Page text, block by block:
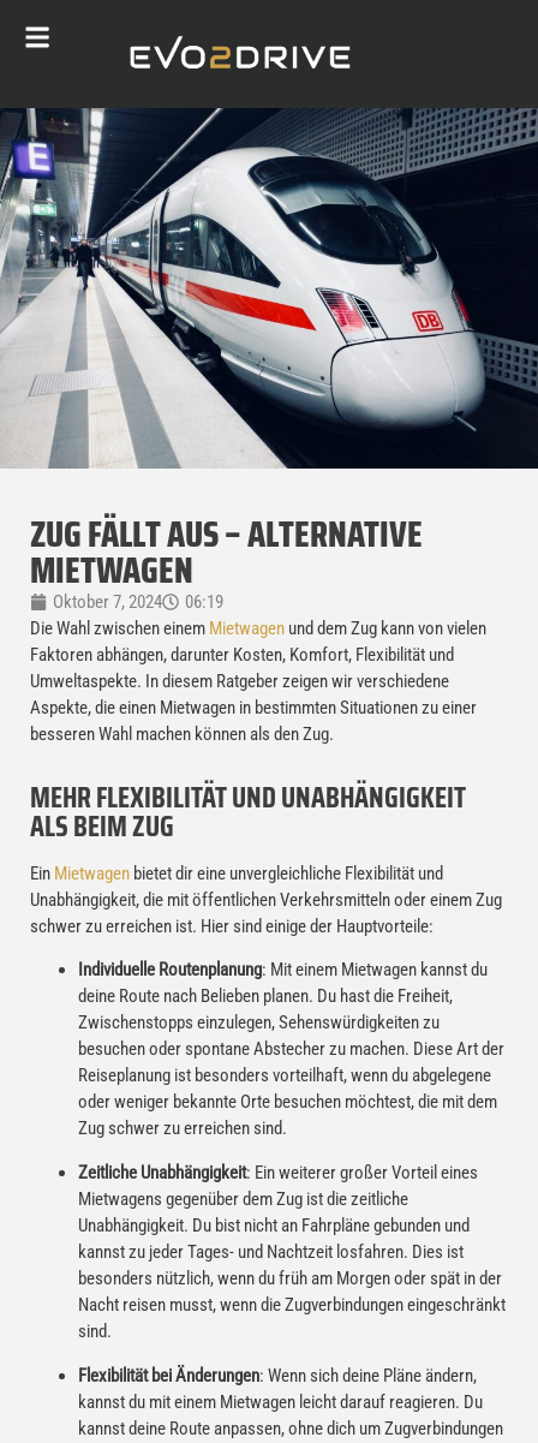
ZUG FÄLLT AUS – ALTERNATIVE
MIETWAGEN
Oktober 7, 2024
06:19
Die Wahl zwischen einem Mietwagen und dem Zug kann von vielen
Faktoren abhängen, darunter Kosten, Komfort, Flexibilität und
Umweltaspekte. In diesem Ratgeber zeigen wir verschiedene
Aspekte, die einen Mietwagen in bestimmten Situationen zu einer
besseren Wahl machen können als den Zug.
MEHR FLEXIBILITÄT UND UNABHÄNGIGKEIT
ALS BEIM ZUG
Ein Mietwagen bietet dir eine unvergleichliche Flexibilität und
Unabhängigkeit, die mit öffentlichen Verkehrsmitteln oder einem Zug
schwer zu erreichen ist. Hier sind einige der Hauptvorteile:
Individuelle Routenplanung: Mit einem Mietwagen kannst du
deine Route nach Belieben planen. Du hast die Freiheit,
Zwischenstopps einzulegen, Sehenswürdigkeiten zu
besuchen oder spontane Abstecher zu machen. Diese Art der
Reiseplanung ist besonders vorteilhaft, wenn du abgelegene
oder weniger bekannte Orte besuchen möchtest, die mit dem
Zug schwer zu erreichen sind.
Zeitliche Unabhängigkeit: Ein weiterer großer Vorteil eines
Mietwagens gegenüber dem Zug ist die zeitliche
Unabhängigkeit. Du bist nicht an Fahrpläne gebunden und
kannst zu jeder Tages- und Nachtzeit losfahren. Dies ist
besonders nützlich, wenn du früh am Morgen oder spät in der
Nacht reisen musst, wenn die Zugverbindungen eingeschränkt
sind.
Flexibilität bei Änderungen: Wenn sich deine Pläne ändern,
kannst du mit einem Mietwagen leicht darauf reagieren. Du
kannst deine Route anpassen, ohne dich um Zugverbindungen